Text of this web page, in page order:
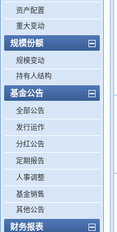
资产配置
重大变动
规模份额
规模变动
持有人结构
基金公告
全部公告
发行运作
分红公告
定期报告
人事调整
基金销售
其他公告
财务报表